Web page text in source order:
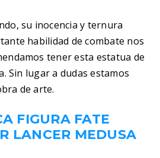
su inocencia y ternura
habilidad de combate nos
tener esta estatua de
Sin lugar a dudas estamos
de arte.
FIGURA FATE
LANCER MEDUSA